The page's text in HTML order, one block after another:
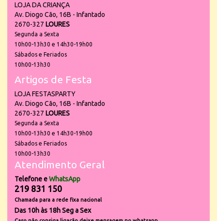
LOJA DA CRIANÇA
Av. Diogo Cão, 16B - Infantado
2670-327 LOURES
Segunda a Sexta
10h00-13h30 e 14h30-19h00
Sábados e Feriados
10h00-13h30
Artigos de Festa
LOJA FESTASPARTY
Av. Diogo Cão, 16B - Infantado
2670-327 LOURES
Segunda a Sexta
10h00-13h30 e 14h30-19h00
Sábados e Feriados
10h00-13h30
Atendimento Geral
Telefone eWhatsApp
219 831 150
Chamada para a rede fixa nacional
Das 10h às 18h Seg a Sex